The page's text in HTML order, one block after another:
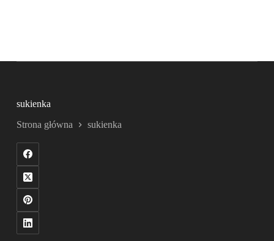
sukienka
Strona główna sukienka